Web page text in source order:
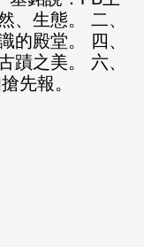
、生態。 二、
的殿堂。 四、
蹟之美。 六、
先報。